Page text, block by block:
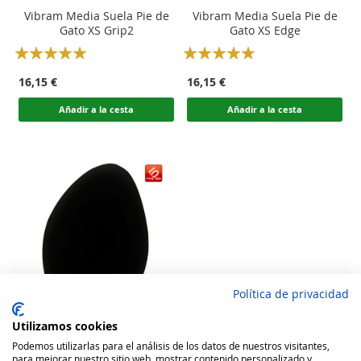
Vibram Media Suela Pie de
Gato XS Grip2
Rating:
16,15 €
Añadir a la cesta
Vibram Media Suela Pie de
Gato XS Edge
Rating:
16,15 €
Añadir a la cesta
Five Ten Media Suela Pie de
Política de privacidad
Utilizamos cookies
Podemos utilizarlas para el análisis de los datos de nuestros visitantes,